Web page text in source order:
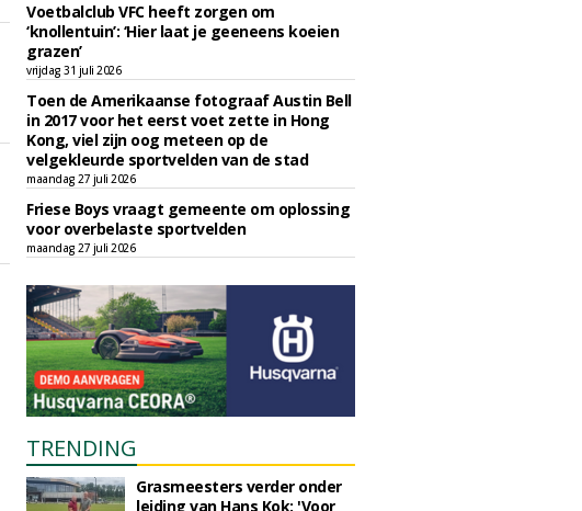
Voetbalclub VFC heeft zorgen om
‘knollentuin’: ‘Hier laat je geeneens koeien
grazen’
vrijdag 31 juli 2026
Toen de Amerikaanse fotograaf Austin Bell
in 2017 voor het eerst voet zette in Hong
Kong, viel zijn oog meteen op de
velgekleurde sportvelden van de stad
maandag 27 juli 2026
Friese Boys vraagt gemeente om oplossing
voor overbelaste sportvelden
maandag 27 juli 2026
TRENDING
Grasmeesters verder onder
leiding van Hans Kok: 'Voor